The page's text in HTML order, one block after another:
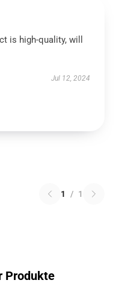
is high-quality, will
Jul 12, 2024
1 / 1
Produkte